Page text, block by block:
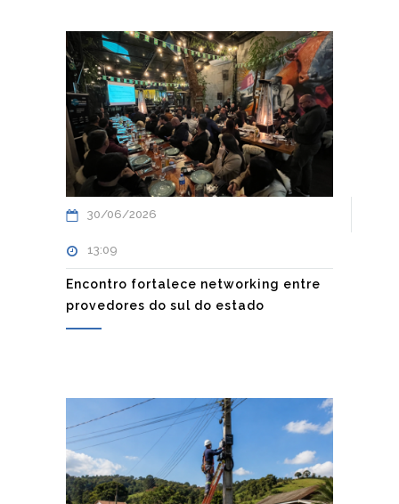
30/06/2026
13:09
Encontro fortalece networking entre
provedores do sul do estado